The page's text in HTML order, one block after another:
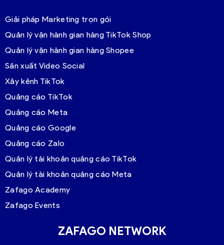
Giải pháp Marketing trọn gói
Quản lý vận hành gian hàng TikTok Shop
Quản lý vận hành gian hàng Shopee
Sản xuất Video Social
Xây kênh TikTok
Quảng cáo TikTok
Quảng cáo Meta
Quảng cáo Google
Quảng cáo Zalo
Quản lý tài khoản quảng cáo TikTok
Quản lý tài khoản quảng cáo Meta
Zafago Academy
Zafago Events
ZAFAGO NETWORK